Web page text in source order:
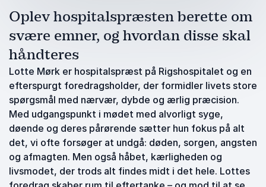
Oplev hospitalspræsten berette om
svære emner, og hvordan disse skal
håndteres
Lotte Mørk er hospitalspræst på Rigshospitalet og en
efterspurgt foredragsholder, der formidler livets store
spørgsmål med nærvær, dybde og ærlig præcision.
Med udgangspunkt i mødet med alvorligt syge,
døende og deres pårørende sætter hun fokus på alt
det, vi ofte forsøger at undgå: døden, sorgen, angsten
og afmagten. Men også håbet, kærligheden og
livsmodet, der trods alt findes midt i det hele. Lottes